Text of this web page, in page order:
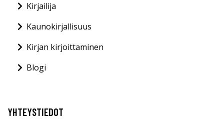
Kirjailija
Kaunokirjallisuus
Kirjan kirjoittaminen
Blogi
YHTEYSTIEDOT